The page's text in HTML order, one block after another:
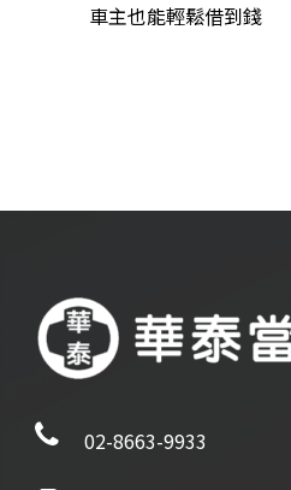
車主也能輕鬆借到錢
02-8663-9933